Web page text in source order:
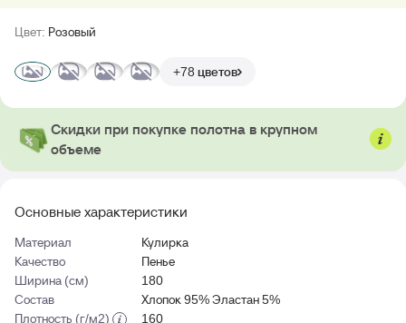
Основные характеристики
Материал
Кулирка
Качество
Пенье
Ширина (см)
180
Состав
Хлопок 95% Эластан 5%
Плотность (г/м2)
160
Цвет: Розовый
+78 цветов
Скидки при покупке полотна в крупном
объеме